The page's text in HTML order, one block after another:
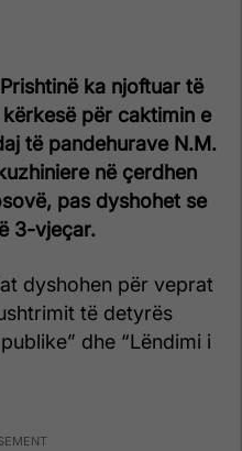
ka njoftuar të
për caktimin e
të pandehurave N.M.
në çerdhen
pas dyshohet se
3-vjeçar.
dyshohen për veprat
të detyrës
dhe “Lëndimi i